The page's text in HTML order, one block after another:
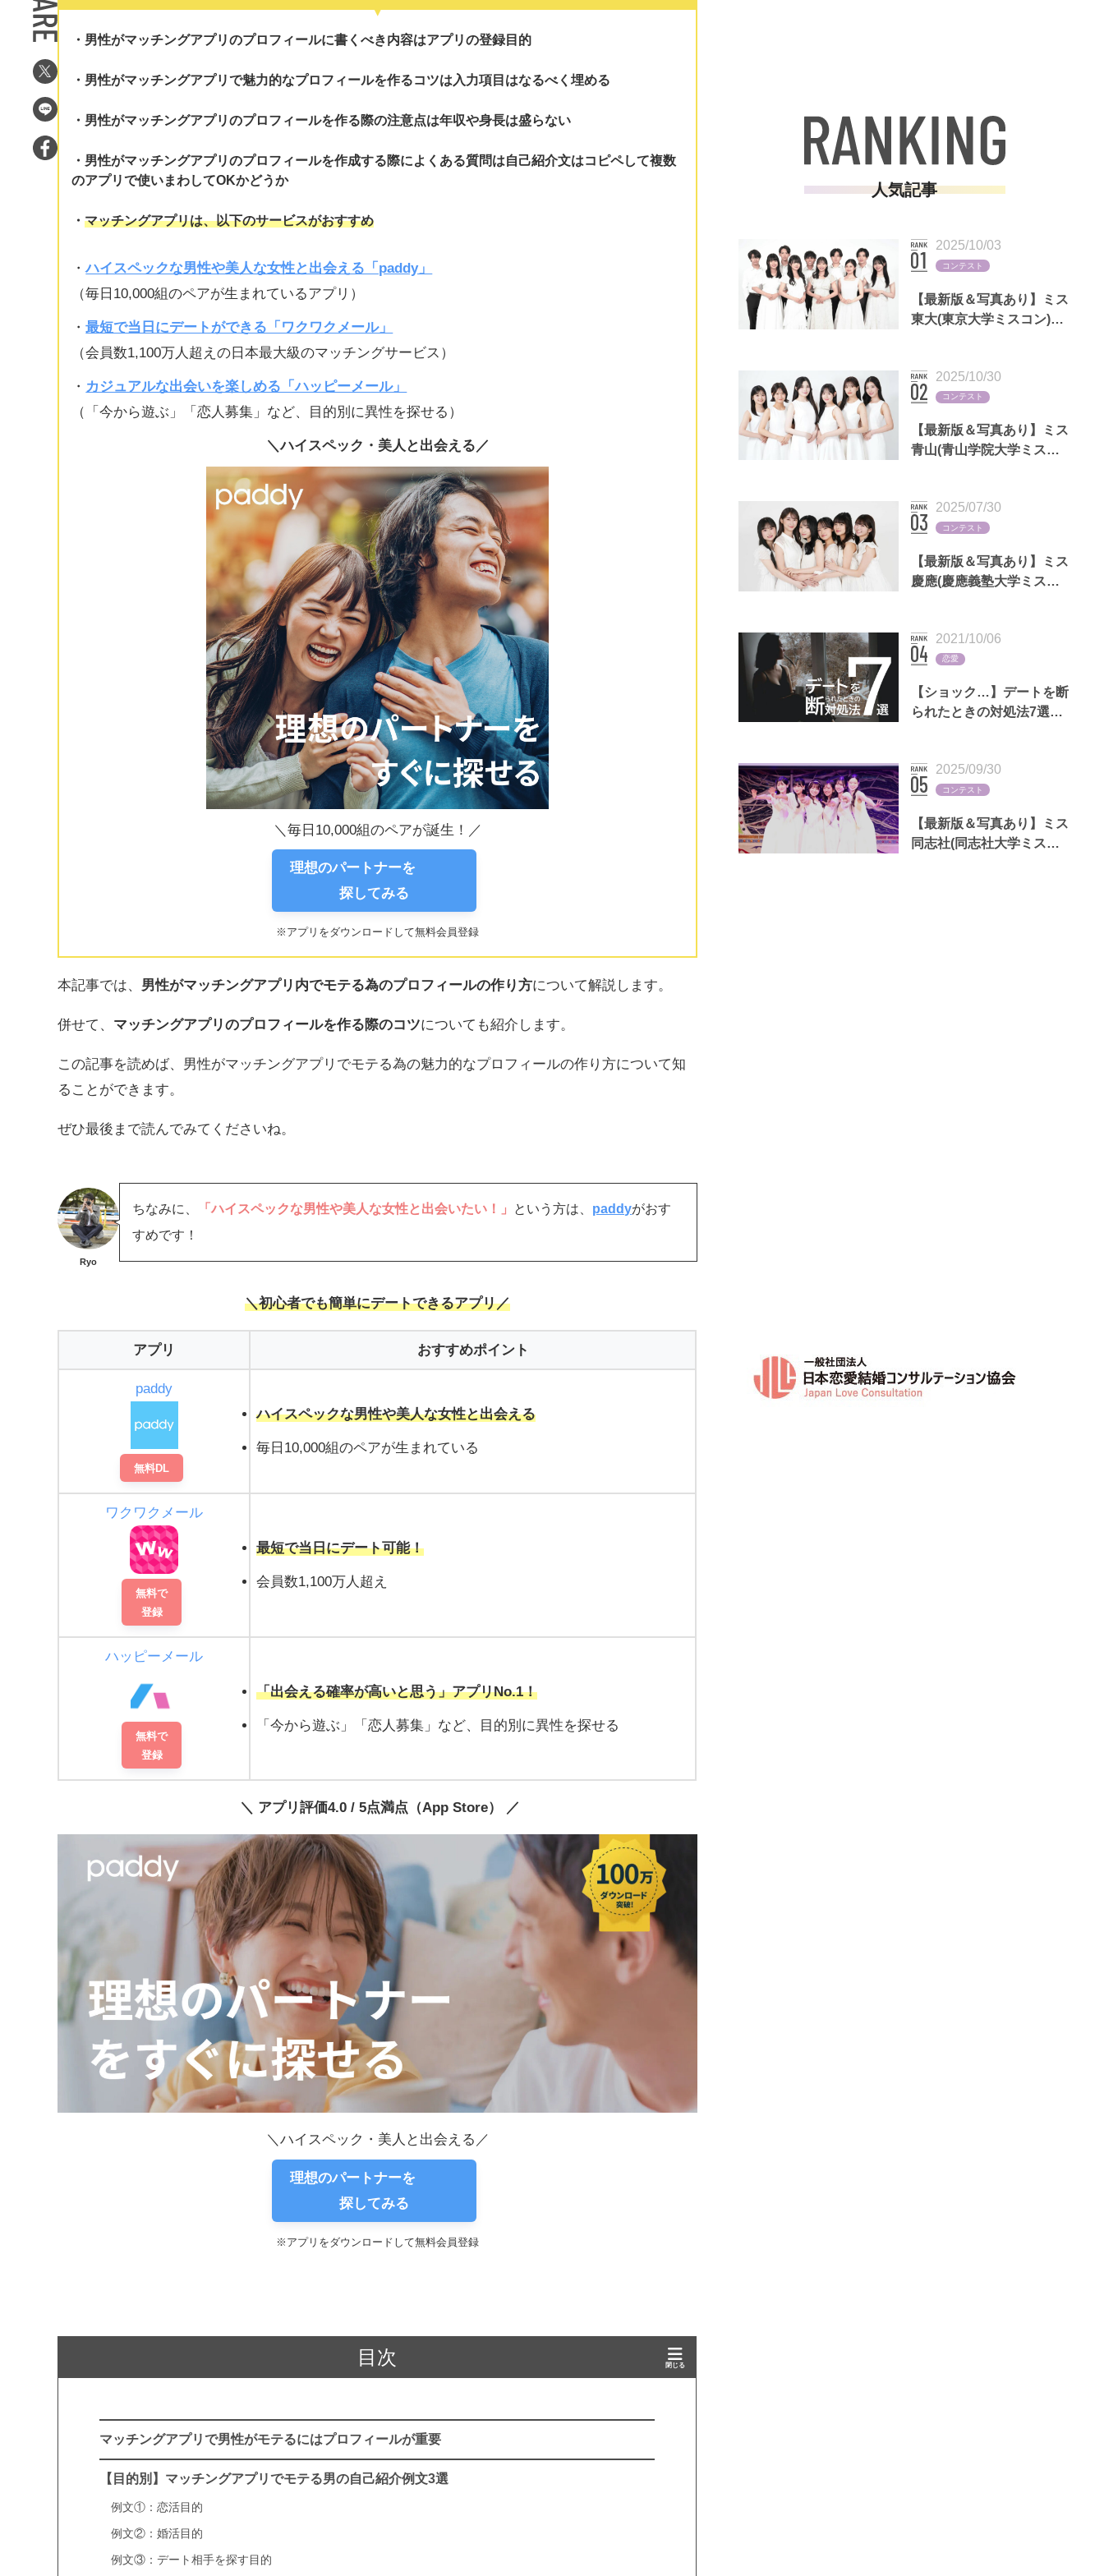
男性がマッチングアプリのプロフィールに書くべき内容はアプリの登録目的
男性がマッチングアプリで魅力的なプロフィールを作るコツは 入力項目はなるべく埋める
男性がマッチングアプリのプロフィールを作る際の注意点は年収や身長は盛らない
男性がマッチングアプリのプロフィールを作成する際によくある質問は自己紹介文はコピペして複数
のアプリで使いまわしてOKかどうか
マッチングアプリは、以下のサービスがおすすめ
・ハイスペックな男性や美人な女性と出会える「paddy」
（毎日10,000組のペアが生まれているアプリ）
・最短で当日にデートができる「ワクワクメール」
（会員数1,100万人超えの日本最大級のマッチングサービス）
・ カジュアルな出会いを楽しめる「ハッピーメール」
（「今から遊ぶ」「恋人募集」など、目的別に異性を探せる）
＼ハイスペック・美人と出会える／
＼毎日10,000組のペアが誕生！／
理想のパートナーを
探してみる
※アプリをダウンロードして無料会員登録
本記事では、 男性がマッチングアプリ内でモテる為のプロフィールの作り方について解説します。
併せて、 マッチングアプリのプロフィールを作る際のコツについても紹介します。
この記事を読めば、男性がマッチングアプリでモテる為の魅力的なプロフィールの作り方について知
ることができます。
ぜひ最後まで読んでみてくださいね。
Ryo
ちなみに、 「ハイスペックな男性や美人な女性と出会いたい！」 という方は、 paddyがおす
すめです！
＼初心者でも簡単にデートできるアプリ／
アプリ おすすめポイント
paddy
無料DL
ハイスペックな男性や美人な女性と出会える
毎日10,000組のペアが生まれている
ワクワクメール
無料で
登録
最短で当日にデート可能！
会員数1,100万人超え
ハッピーメール
無料で
登録
「出会える確率が高いと思う」アプリNo.1！
「今から遊ぶ」「恋人募集」など、目的別に異性を探せる
＼ アプリ評価4.0 / 5点満点（App Store） ／
＼ハイスペック・美人と出会える／
理想のパートナーを
探してみる
※アプリをダウンロードして無料会員登録
目次
マッチングアプリで男性がモテるにはプロフィールが重要
【目的別】マッチングアプリでモテる男の自己紹介例文3選
例文①：恋活目的
例文②：婚活目的
例文③：デート相手を探す目的
人気記事
【最新版＆写真あり】ミス
東大(東京大学ミスコン)歴
2025/10/03
コンテスト
【最新版＆写真あり】ミス
青山(青山学院大学ミスコ
2025/10/30
コンテスト
【最新版＆写真あり】ミス
慶應(慶應義塾大学ミスコ
2025/07/30
コンテスト
【ショック…】デートを断
られたときの対処法7選｜
2021/10/06
恋愛
【最新版＆写真あり】ミス
同志社(同志社大学ミスコ
2025/09/30
コンテスト